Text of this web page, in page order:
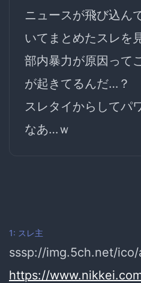
ニュースが飛び込ん
いてまとめたスレを
部内暴力が原因って
が起きてるんだ…？
スレタイからしてパ
なあ…ｗ
1: スレ主
sssp://img.5ch.net/ico/
https://